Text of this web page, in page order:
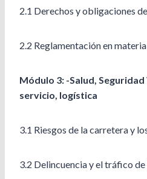
2.1 Derechos y obligaciones
2.2 Reglamentación en
Módulo 3: -Salud,
servicio, logística
3.1 Riesgos de la carretera y
3.2 Delincuencia y el tráfico